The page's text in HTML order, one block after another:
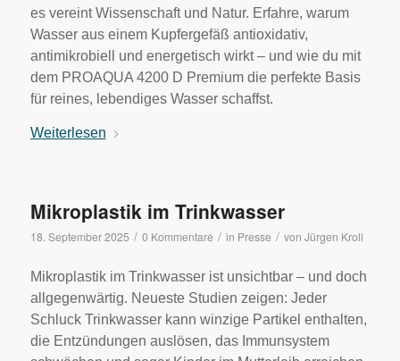
es vereint Wissenschaft und Natur. Erfahre, warum
Wasser aus einem Kupfergefäß antioxidativ,
antimikrobiell und energetisch wirkt – und wie du mit
dem PROAQUA 4200 D Premium die perfekte Basis
für reines, lebendiges Wasser schaffst.
Weiterlesen
Mikroplastik im Trinkwasser
18. September 2025 / 0 Kommentare / in Presse / von Jürgen Kroll
Mikroplastik im Trinkwasser ist unsichtbar – und doch
allgegenwärtig. Neueste Studien zeigen: Jeder
Schluck Trinkwasser kann winzige Partikel enthalten,
die Entzündungen auslösen, das Immunsystem